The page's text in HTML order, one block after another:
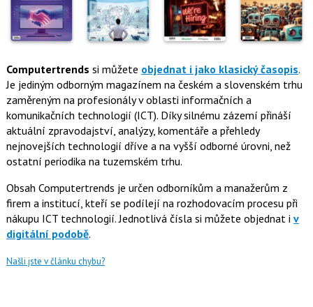
Computertrends si můžete objednat i jako klasický časopis.
Je jediným odborným magazínem na českém a slovenském trhu
zaměreným na profesionály v oblasti informačních a
komunikačních technologií (ICT). Díky silnému zázemí přináší
aktuální zpravodajství, analýzy, komentáře a přehledy
nejnovejších technologií dříve a na vyšší odborné úrovni, než
ostatní periodika na tuzemském trhu.
Obsah Computertrends je určen odborníkům a manažerům z
firem a institucí, kteří se podílejí na rozhodovacím procesu při
nákupu ICT technologií. Jednotlivá čísla si můžete objednat i v
digitální podobě.
Našli jste v článku chybu?